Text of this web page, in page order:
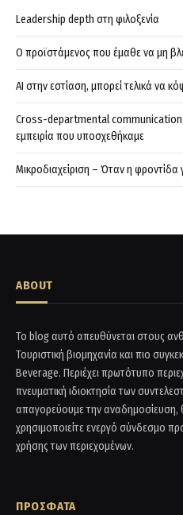
Leadership depth στη φιλοξενία
Ο προϊστάμενος που έμαθε να μη
AI στην εστίαση, μπορεί τελικά να
Cross-departmental
εμπειρία που υποσχεθήκαμε
Μικροδιαχείριση – Όταν η φροντίδα
ABOUT
Το blog αυτό απευθύνεται στους
Τουριστική βιομηχανία και πιο
Beverage. Περιέχει πρωτότυπο
πνευματική ιδιοκτησία των
απαγορεύουμε την
χρησιμοποιείτε ενεργό σύνδεσμο
χρήσης των περιεχομένων.
ΠΡΟΣΦΑΤΑ